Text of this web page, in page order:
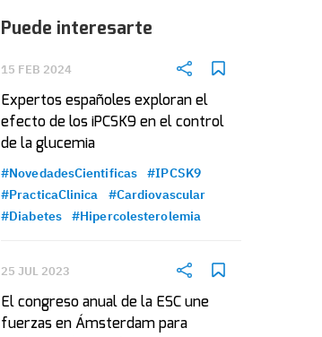
Puede interesarte
15 FEB 2024
Expertos españoles exploran el
efecto de los iPCSK9 en el control
de la glucemia
#NovedadesCientificas
#IPCSK9
#PracticaClinica
#Cardiovascular
#Diabetes
#Hipercolesterolemia
25 JUL 2023
El congreso anual de la ESC une
fuerzas en Ámsterdam para